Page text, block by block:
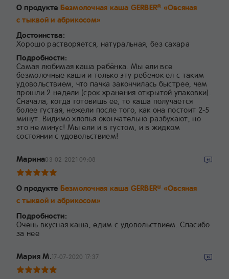
О продукте Безмолочная каша GERBER® «Овсяная
с тыквой и абрикосом»
Достоинства:
Хорошо растворяется, натуральная, без сахара
Подробности:
Самая любимая каша ребёнка. Мы ели все
безмолочные каши и только эту ребенок ел с таким
удовольствием, что пачка закончилась быстрее, чем
прошли 2 недели (срок хранения открытой упаковки).
Сначала, когда готовишь ее, то каша получается
более густая, нежели после того, как она постоит 2-5
минут. Видимо хлопья окончательно разбухают, но
это не минус! Мы ели и в густом, и в жидком
состоянии с удовольствием!
Марина03-02-2021 09:08
О продукте Безмолочная каша GERBER® «Овсяная
с тыквой и абрикосом»
Подробности:
Очень вкусная каша, едим с удовольствием. Спасибо
за нее
Мария М.17-07-2020 17:37